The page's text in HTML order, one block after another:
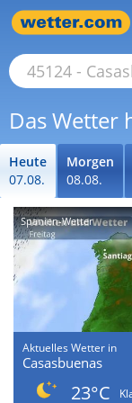
Das Wetter
Heute
07.08.
Morgen
08.08.
Spanien-Wetter
Aktuelles Wetter in
Casasbuenas
23°C